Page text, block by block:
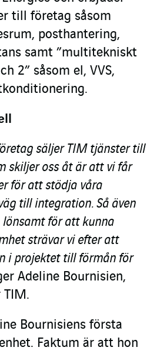
till företag såsom
posthantering,
samt ”multitekniskt
2” såsom el, VVS,
säljer TIM tjänster till
skiljer oss åt är att vi får
för att stödja våra
till integration. Så även
för att kunna
strävar vi efter att
i projektet till förmån för
Adeline Bournisien,
TIM.
Bournisiens första
Faktum är att hon